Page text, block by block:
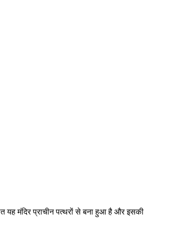
यह मंदिर प्राचीन पत्थरों से बना हुआ है और इसकी